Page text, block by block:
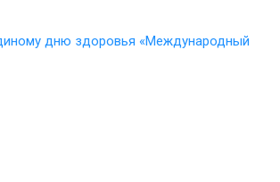
дню здоровья «Международный